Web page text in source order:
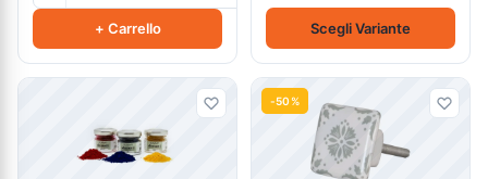
+ Carrello Scegli Variante
-50%